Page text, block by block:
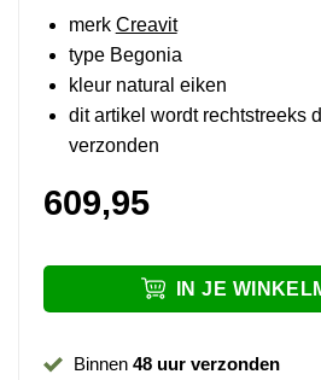
merk Creavit
type Begonia
kleur natural eiken
dit artikel wordt rechtstreeks
verzonden
609,95
IN JE
Binnen 48 uur verzonden